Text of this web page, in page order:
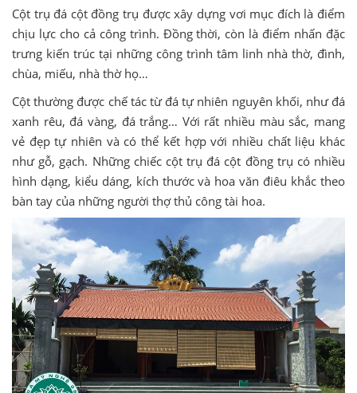
Cột trụ đá cột đồng trụ được xây dựng vơi mục đích là điểm
chịu lực cho cả công trình. Đồng thời, còn là điểm nhấn đặc
trưng kiến trúc tại những công trình tâm linh nhà thờ, đình,
chùa, miếu, nhà thờ họ…
Cột thường được chế tác từ đá tự nhiên nguyên khối, như đá
xanh rêu, đá vàng, đá trắng… Với rất nhiều màu sắc, mang
vẻ đẹp tự nhiên và có thể kết hợp với nhiều chất liệu khác
như gỗ, gạch. Những chiếc cột trụ đá cột đồng trụ có nhiều
hình dạng, kiểu dáng, kích thước và hoa văn điêu khắc theo
bàn tay của những người thợ thủ công tài hoa.